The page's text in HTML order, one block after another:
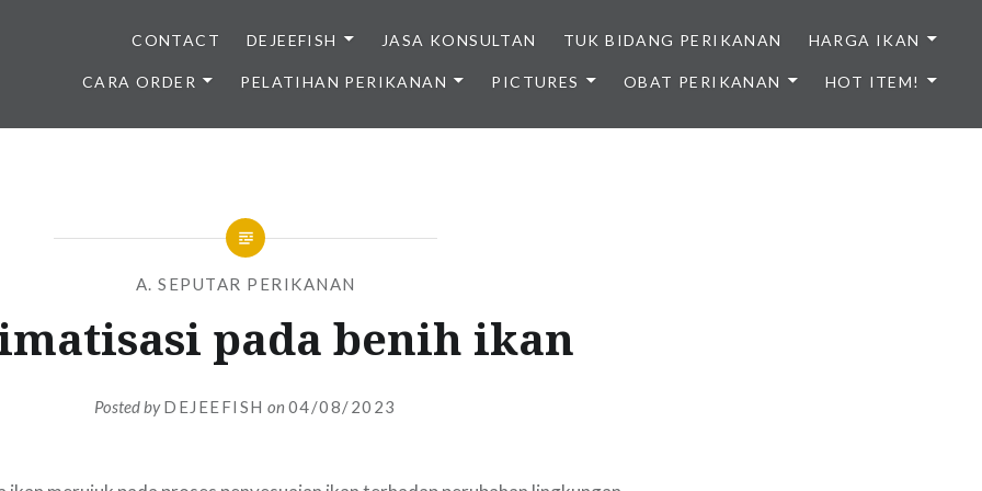
IKAN BERKUALITAS INDONESIA
CONTACT DEJEEFISH JASA KONSULTAN TUK BIDANG PERIKANAN HARGA IKAN
CARA ORDER PELATIHAN PERIKANAN PICTURES OBAT PERIKANAN HOT ITEM!
A. SEPUTAR PERIKANAN
pada benih ikan
Posted byDEJEEFISH on 04/08/2023